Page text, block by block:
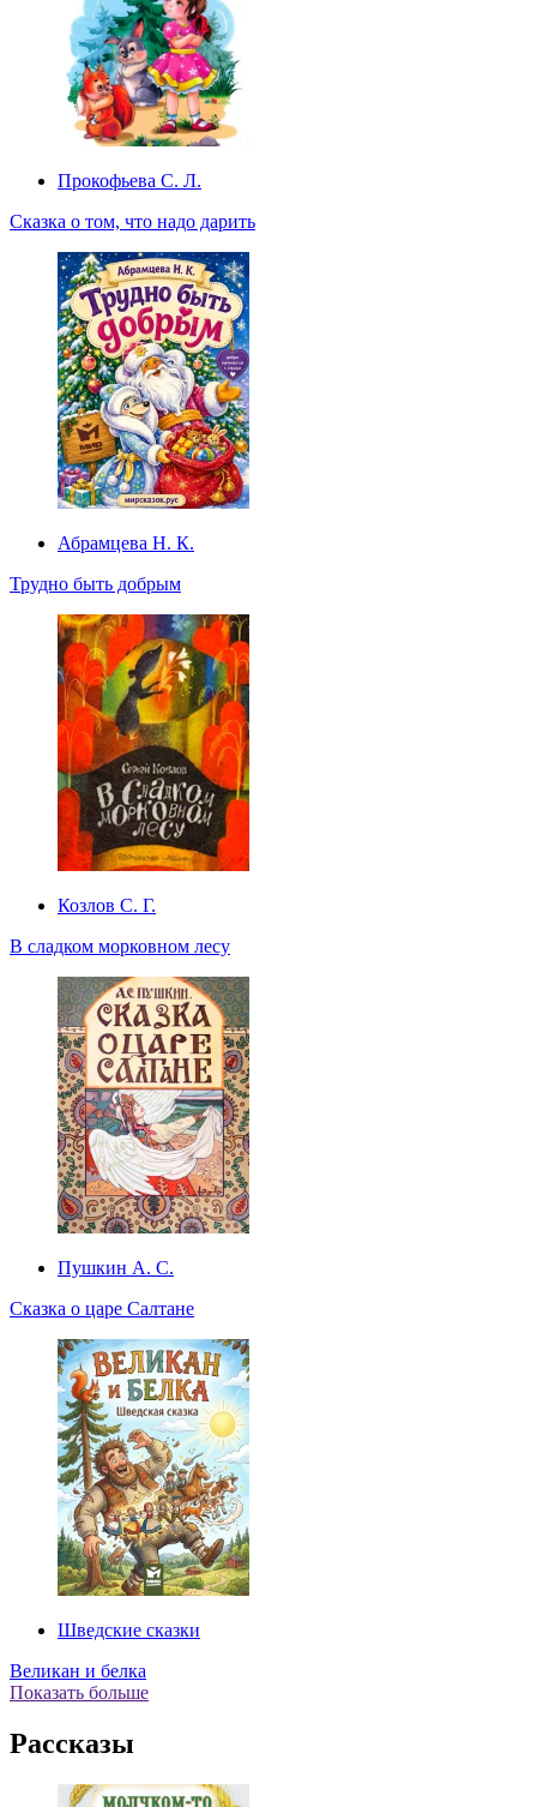
Прокофьева С. Л.
Сказка о том, что надо дарить
Абрамцева Н. К.
Трудно быть добрым
Козлов С. Г.
В сладком морковном лесу
Пушкин А. С.
Сказка о царе Салтане
Шведские сказки
Великан и белка
Показать больше
Рассказы